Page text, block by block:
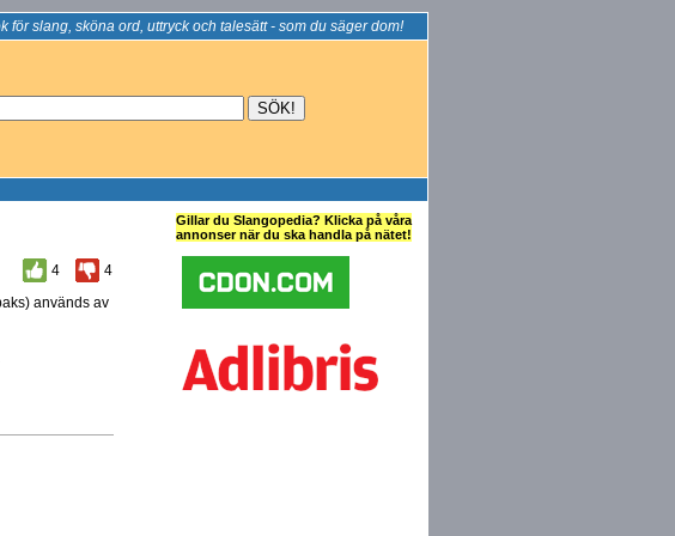
för slang, sköna ord, uttryck och talesätt - som du säger dom!
4
4
används av
Gillar du Slangopedia? Klicka på våra
annonser när du ska handla på nätet!